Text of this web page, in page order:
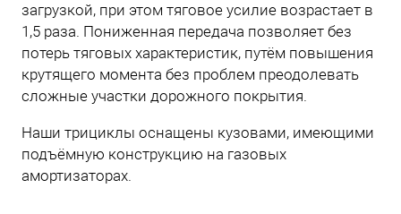
загрузкой, при этом тяговое усилие возрастает в
1,5 раза. Пониженная передача позволяет без
потерь тяговых характеристик, путём повышения
крутящего момента без проблем преодолевать
сложные участки дорожного покрытия.
Наши трициклы оснащены кузовами, имеющими
подъёмную конструкцию на газовых
амортизаторах.